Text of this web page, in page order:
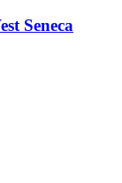
Seneca